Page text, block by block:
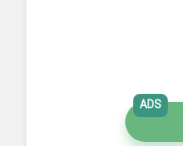
ADS